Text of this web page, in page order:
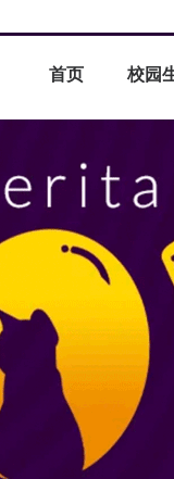
首页 校园